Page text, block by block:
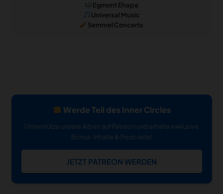
Egmont Ehapa
Universal Music
Semmel Concerts
Werde Teil des Inner Circles
Unterstütze unsere Arbeit auf Patreon und erhalte exklusive
Bonus-Inhalte & Podcasts!
JETZT PATREON WERDEN